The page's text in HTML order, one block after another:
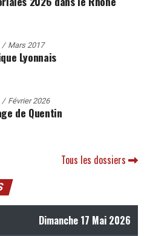
Mars 2017
Lyonnais
Février 2026
de Quentin
Tous les dossiers
Dimanche 17 Mai 2026